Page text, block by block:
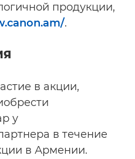
продукции,
.
в акции,
у
в течение
в Армении.